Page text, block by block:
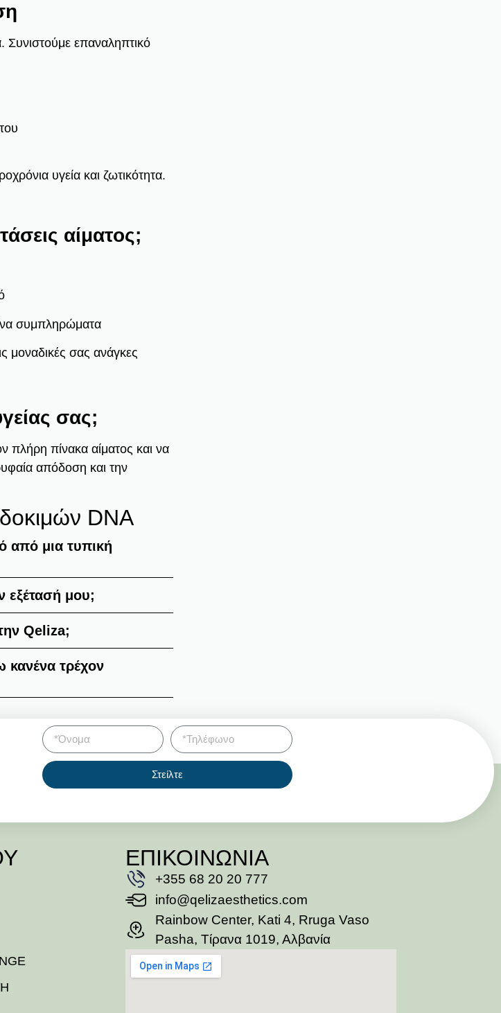
επαναληπτικό
υγεία και ζωτικότητα.
αίματος;
συμπληρώματα
μοναδικές σας ανάγκες
σας;
πλήρη πίνακα αίματος και να
απόδοση και την
δοκιμών DNA
από μια τυπική
εξέτασή μου;
Qeliza;
κανένα τρέχον
Στείλτε
ΕΠΙΚΟΙΝΩΝΙΑ
+355 68 20 20 777
info@qelizaesthetics.com
Rainbow Center, Kati 4, Rruga Vaso
Pasha, Τίρανα 1019, Αλβανία